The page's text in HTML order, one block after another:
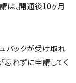
は、開通後10ヶ月
バックが受け取れ
れずに申請してく